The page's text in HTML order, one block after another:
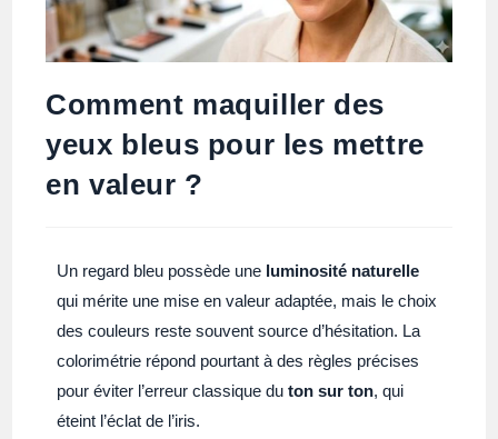
Comment maquiller des
yeux bleus pour les mettre
en valeur ?
Un regard bleu possède une luminosité naturelle
qui mérite une mise en valeur adaptée, mais le choix
des couleurs reste souvent source d’hésitation. La
colorimétrie répond pourtant à des règles précises
pour éviter l’erreur classique duton sur ton, qui
éteint l’éclat de l’iris.